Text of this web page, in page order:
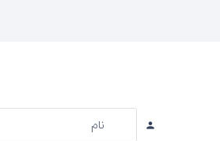
نام person